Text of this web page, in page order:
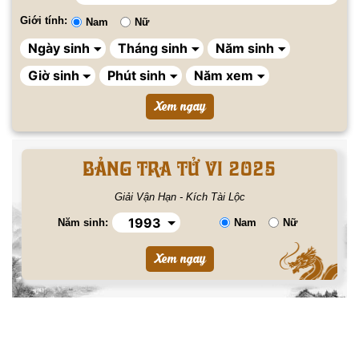
Giới tính: Nam Nữ
BẢNG TRA TỬ VI 2025
Giải Vận Hạn - Kích Tài Lộc
Năm sinh: Nam Nữ